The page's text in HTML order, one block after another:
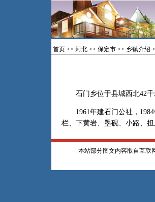
首页 >> 河北 >> 保定市 >> 乡镇介绍
石门乡位于县城西北42千
1961年建石门公社，1984
栏、下黄岩、墨砚、小路、
本站部分图文内容取自互联